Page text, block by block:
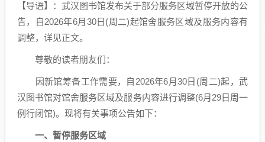
【导语】：武汉图书馆发布关于部分服务区域暂停开放的公
告，自2026年6月30日(周二)起馆舍服务区域及服务内容有
调整，详见正文。
尊敬的读者朋友们：
因新馆筹备工作需要，自2026年6月30日(周二)起，武
汉图书馆对馆舍服务区域及服务内容进行调整(6月29日周一
例行闭馆)。现将有关事项公告如下：
一、暂停服务区域